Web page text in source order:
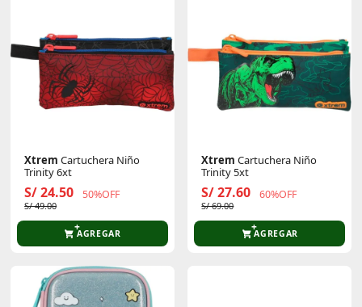
Xtrem Cartuchera Niño
Trinity 6xt
S/ 24.50 50%OFF
S/ 49.00
AGREGAR
Xtrem Cartuchera Niño
Trinity 5xt
S/ 27.60 60%OFF
S/ 69.00
AGREGAR